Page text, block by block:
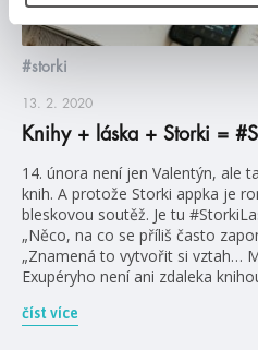
#storki
13. 2. 2020
Knihy + láska + Storki =
14. února není jen Valentýn, ale
knih. A protože Storki appka je
bleskovou soutěž. Je tu
„Něco, na co se příliš často
„Znamená to vytvořit si vztah…
Exupéryho není ani zdaleka
číst více